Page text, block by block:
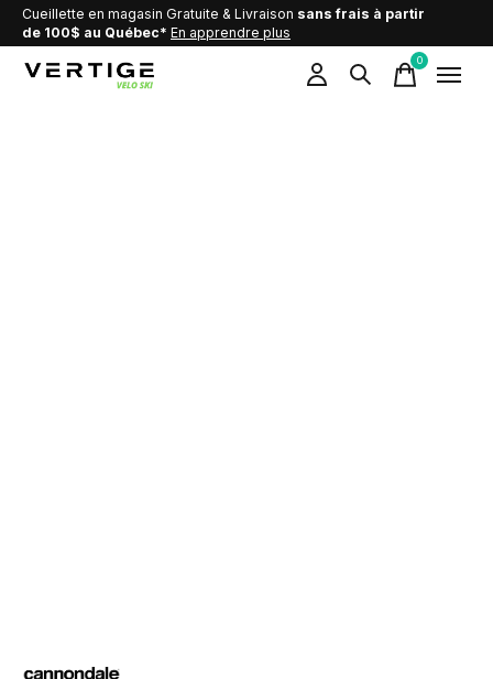
Cueillette en magasin Gratuite & Livraison sans frais à partir
de 100$ au Québec* En apprendre plus
0items